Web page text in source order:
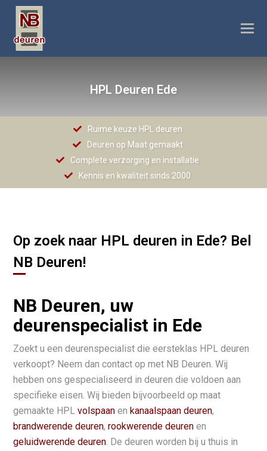
HPL Deuren Ede
Ruime keuze HPL deuren
Deuren op Maat gemaakt
Complete verzorging en installatie
Kennis en kwaliteit sinds 2000
Op zoek naar HPL deuren in Ede? Bel
NB Deuren!
NB Deuren, uw
deurenspecialist in Ede
Zoekt u een deurenspecialist die eersteklas HPL deuren
verkoopt? Neem dan contact op met NB Deuren. Wij
hebben ons gespecialiseerd in deuren die voldoen aan
specifieke eisen. Wij bieden bijvoorbeeld op maat
gemaakte HPLvolspaan enkanaalspaan deuren,
brandwerende deuren,rookwerende deuren en
geluidwerende deuren. De deuren worden bij u thuis in